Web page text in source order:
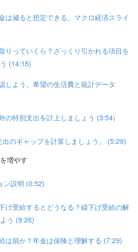
は減ると想定できる。マクロ経済スライ
りっていくら？ざっくり引かれる項目を
(14:15)
しよう。希望の生活費と統計データ
の特別支出を計上しましょう (3:54)
のギャップを計算しましょう。 (5:29)
増やす
説明 (0:52)
げ受給するとどうなる？繰下げ受給の解
う (9:26)
は損か？年金は保険と理解する (7:29)